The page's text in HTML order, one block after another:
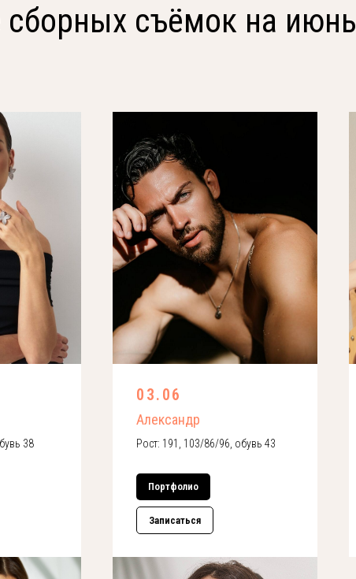
сборных съёмок на июнь
38
03.06
Александр
Рост: 191, 103/86/96, обувь 43
Портфолио
Записаться